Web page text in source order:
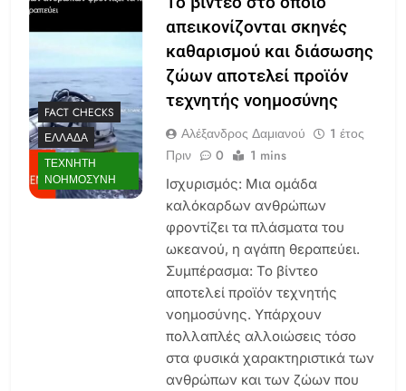
FACT CHECKS
ΕΛΛΆΔΑ
ΤΕΧΝΗΤΉ
ΝΟΗΜΟΣΎΝΗ
απεικονίζονται σκηνές
καθαρισμού και διάσωσης
ζώων αποτελεί προϊόν
τεχνητής νοημοσύνης
Αλέξανδρος Δαμιανού
1 έτος
Πριν
0 1 mins
Ισχυρισμός: Μια ομάδα
καλόκαρδων ανθρώπων
φροντίζει τα πλάσματα του
ωκεανού, η αγάπη θεραπεύει.
Συμπέρασμα: Το βίντεο
αποτελεί προϊόν τεχνητής
νοημοσύνης. Υπάρχουν
πολλαπλές αλλοιώσεις τόσο
στα φυσικά χαρακτηριστικά των
ανθρώπων και των ζώων που